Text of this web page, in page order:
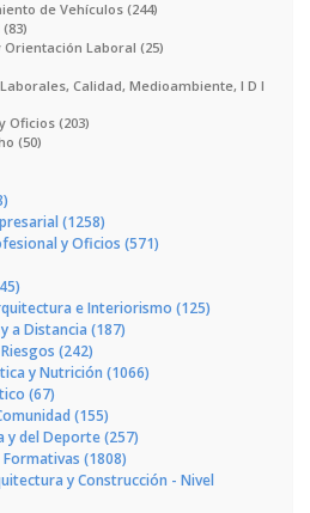
de Vehículos (244)
Laboral (25)
Calidad, Medioambiente, I D I
Oficios (203)
(50)
(1258)
y Oficios (571)
e Interiorismo (125)
a Distancia (187)
(242)
y Nutrición (1066)
(67)
(155)
y del Deporte (257)
Formativas (1808)
y Construcción - Nivel